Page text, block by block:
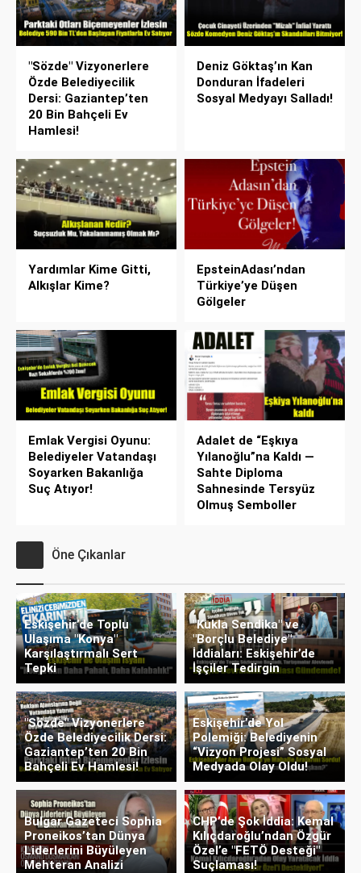
"Sözde" Vizyonerlere
Özde Belediyecilik
Dersi: Gaziantep’ten
20 Bin Bahçeli Ev
Hamlesi!
Deniz Göktaş’ın Kan
Donduran İfadeleri
Sosyal Medyayı Salladı!
Yardımlar Kime Gitti,
Alkışlar Kime?
EpsteinAdası’ndan
Türkiye’ye Düşen
Gölgeler
Emlak Vergisi Oyunu:
Belediyeler Vatandaşı
Soyarken Bakanlığa
Suç Atıyor!
Adalet de “Eşkıya
Yılanoğlu”na Kaldı —
Sahte Diploma
Sahnesinde Tersyüz
Olmuş Semboller
Öne Çıkanlar
Eskişehir’de Toplu
Ulaşıma "Konya"
Karşılaştırmalı Sert
Tepki
"Kukla Sendika" ve
"Borçlu Belediye"
İddiaları: Eskişehir’de
İşçiler Tedirgin
"Sözde" Vizyonerlere
Özde Belediyecilik Dersi:
Gaziantep’ten 20 Bin
Bahçeli Ev Hamlesi!
Eskişehir’de Yol
Polemiği: Belediyenin
“Vizyon Projesi” Sosyal
Medyada Olay Oldu!
Bulgar Gazeteci Sophia
Proneikos’tan Dünya
Liderlerini Büyüleyen
Mehteran Analizi
CHP’de Şok İddia: Kemal
Kılıçdaroğlu’ndan Özgür
Özel’e "FETÖ Desteği"
Suçlaması!